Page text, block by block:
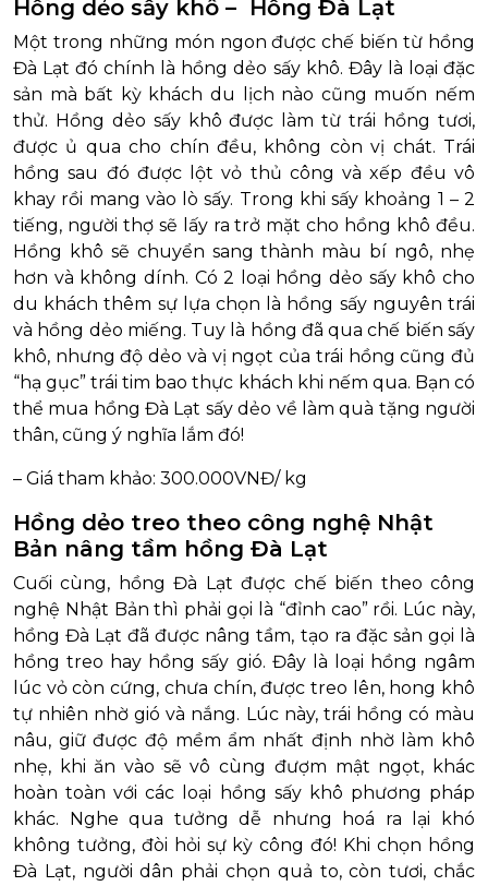
Hồng dẻo sấy khô – Hồng Đà Lạt
Một trong những món ngon được chế biến từ hồng
Đà Lạt đó chính là hồng dẻo sấy khô. Đây là loại đặc
sản mà bất kỳ khách du lịch nào cũng muốn nếm
thử. Hồng dẻo sấy khô được làm từ trái hồng tươi,
được ủ qua cho chín đều, không còn vị chát. Trái
hồng sau đó được lột vỏ thủ công và xếp đều vô
khay rồi mang vào lò sấy. Trong khi sấy khoảng 1 – 2
tiếng, người thợ sẽ lấy ra trở mặt cho hồng khô đều.
Hồng khô sẽ chuyển sang thành màu bí ngô, nhẹ
hơn và không dính. Có 2 loại hồng dẻo sấy khô cho
du khách thêm sự lựa chọn là hồng sấy nguyên trái
và hồng dẻo miếng. Tuy là hồng đã qua chế biến sấy
khô, nhưng độ dẻo và vị ngọt của trái hồng cũng đủ
“hạ gục” trái tim bao thực khách khi nếm qua. Bạn có
thể mua hồng Đà Lạt sấy dẻo về làm quà tặng người
thân, cũng ý nghĩa lắm đó!
– Giá tham khảo: 300.000VNĐ/ kg
Hồng dẻo treo theo công nghệ Nhật
Bản nâng tầm hồng Đà Lạt
Cuối cùng, hồng Đà Lạt được chế biến theo công
nghệ Nhật Bản thì phải gọi là “đỉnh cao” rồi. Lúc này,
hồng Đà Lạt đã được nâng tầm, tạo ra đặc sản gọi là
hồng treo hay hồng sấy gió. Đây là loại hồng ngâm
lúc vỏ còn cứng, chưa chín, được treo lên, hong khô
tự nhiên nhờ gió và nắng. Lúc này, trái hồng có màu
nâu, giữ được độ mềm ẩm nhất định nhờ làm khô
nhẹ, khi ăn vào sẽ vô cùng đượm mật ngọt, khác
hoàn toàn với các loại hồng sấy khô phương pháp
khác. Nghe qua tưởng dễ nhưng hoá ra lại khó
không tưởng, đòi hỏi sự kỳ công đó! Khi chọn hồng
Đà Lạt, người dân phải chọn quả to, còn tươi, chắc